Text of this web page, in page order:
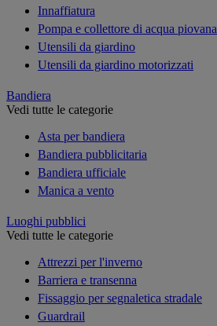
Innaffiatura
Pompa e collettore di acqua piovana
Utensili da giardino
Utensili da giardino motorizzati
Bandiera
Vedi tutte le categorie
Asta per bandiera
Bandiera pubblicitaria
Bandiera ufficiale
Manica a vento
Luoghi pubblici
Vedi tutte le categorie
Attrezzi per l'inverno
Barriera e transenna
Fissaggio per segnaletica stradale
Guardrail